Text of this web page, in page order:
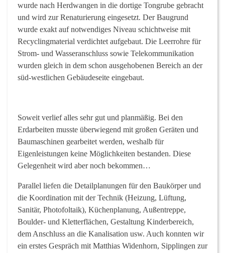
wurde nach Herdwangen in die dortige Tongrube gebracht
und wird zur Renaturierung eingesetzt. Der Baugrund
wurde exakt auf notwendiges Niveau schichtweise mit
Recyclingmaterial verdichtet aufgebaut. Die Leerrohre für
Strom- und Wasseranschluss sowie Telekommunikation
wurden gleich in dem schon ausgehobenen Bereich an der
süd-westlichen Gebäudeseite eingebaut.
Soweit verlief alles sehr gut und planmäßig. Bei den
Erdarbeiten musste überwiegend mit großen Geräten und
Baumaschinen gearbeitet werden, weshalb für
Eigenleistungen keine Möglichkeiten bestanden. Diese
Gelegenheit wird aber noch bekommen…
Parallel liefen die Detailplanungen für den Baukörper und
die Koordination mit der Technik (Heizung, Lüftung,
Sanitär, Photofoltaik), Küchenplanung, Außentreppe,
Boulder- und Kletterflächen, Gestaltung Kinderbereich,
dem Anschluss an die Kanalisation usw. Auch konnten wir
ein erstes Gespräch mit Matthias Widenhorn, Sipplingen zur